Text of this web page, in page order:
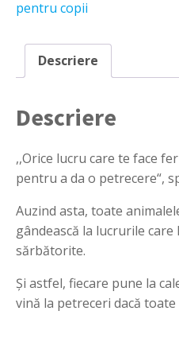
Ingrid
&
Schubert
pentru copii
Descriere
Descriere
,,Orice lucru care te face
pentru a da o petrecere“,
Auzind asta, toate
gândească la lucrurile
sărbătorite.
Şi astfel, fiecare pune la
vină la petreceri dacă toate